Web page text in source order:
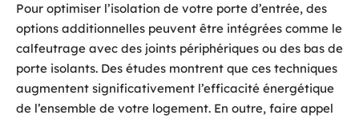
Pour optimiser l’isolation de votre porte d’entrée, des
options additionnelles peuvent être intégrées comme le
calfeutrage avec des joints périphériques ou des bas de
porte isolants. Des études montrent que ces techniques
augmentent significativement l’efficacité énergétique
de l’ensemble de votre logement. En outre, faire appel